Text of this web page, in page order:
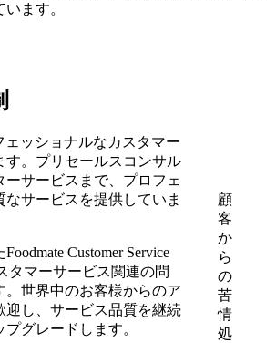
ます。
ェッショナルなカスタマー
す。プリセールスコンサル
ーサービスまで、プロフェ
なサービスを提供していま
Customer Service
タマーサービス関連の問
。世界中のお客様からのア
迎し、サービス品質を継続
グレードします。
顧
客
か
ら
の
苦
情
処